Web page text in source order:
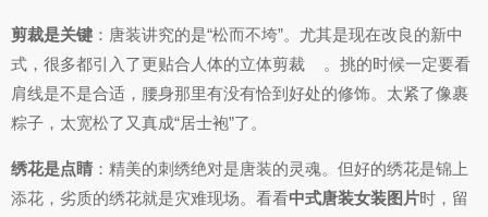
剪裁是关键 ：唐装讲究的是“松而不垮”。尤其是现在改良的新中
式，很多都引入了更贴合人体的立体剪裁
。挑的时候一定要看
肩线是不是合适，腰身那里有没有恰到好处的修饰。太紧了像裹
粽子，太宽松了又真成“居士袍”了。
绣花是点睛 ：精美的刺绣绝对是唐装的灵魂。但好的绣花是锦上
添花，劣质的绣花就是灾难现场。看看中式唐装女装图片时，留